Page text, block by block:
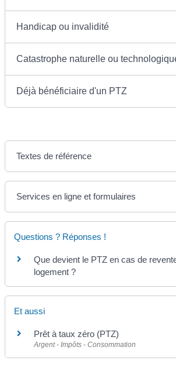
Handicap ou invalidité
Catastrophe naturelle ou
Déjà bénéficiaire d'un PTZ
Textes de référence
Services en ligne et formulaires
Questions ? Réponses !
Que devient le PTZ en cas de
logement ?
Et aussi
Prêt à taux zéro (PTZ)
Argent - Impôts - Consommation